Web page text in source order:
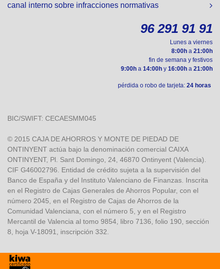
canal interno sobre infracciones normativas
96 291 91 91
Lunes a viernes
8:00h a 21:00h
fin de semana y festivos
9:00h a 14:00h y 16:00h a 21:00h
pérdida o robo de tarjeta: 24 horas
BIC/SWIFT: CECAESMM045
© 2015 CAJA DE AHORROS Y MONTE DE PIEDAD DE
ONTINYENT actúa bajo la denominación comercial CAIXA
ONTINYENT, Pl. Sant Domingo, 24, 46870 Ontinyent (Valencia).
CIF G46002796. Entidad de crédito sujeta a la supervisión del
Banco de España y del Instituto Valenciano de Finanzas. Inscrita
en el Registro de Cajas Generales de Ahorros Popular, con el
número 2045, en el Registro de Cajas de Ahorros de la
Comunidad Valenciana, con el número 5, y en el Registro
Mercantil de Valencia al tomo 9854, libro 7136, folio 190, sección
8, hoja V-18091, inscripción 332.